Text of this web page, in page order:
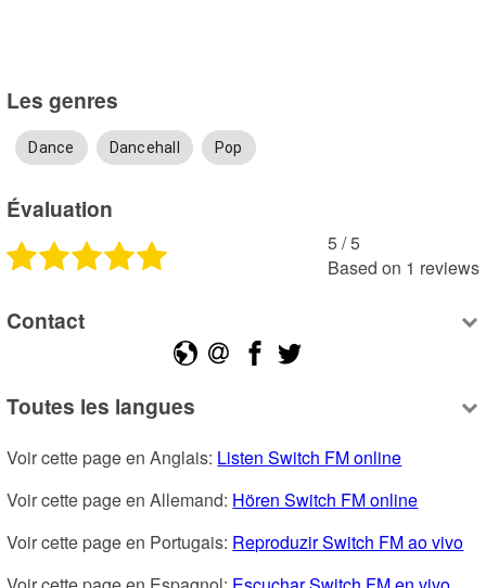
Les genres
Dance Dancehall Pop
Évaluation
5 /5
Based on 1 reviews
Contact
Toutes les langues
Voir cette page en Anglais: Listen Switch FM online
Voir cette page en Allemand: Hören Switch FM online
Voir cette page en Portugais: Reproduzir Switch FM ao vivo